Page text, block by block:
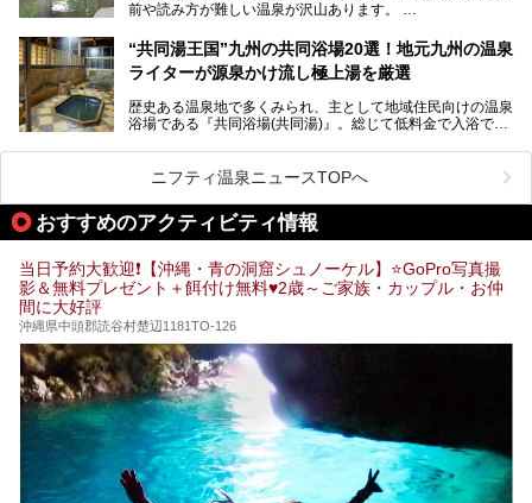
前や読み方が難しい温泉が沢山あります。
そこで日本各地にある「難読温泉地」を、地域ごとにクイズ
形式でご紹介。第５回目(最終回)である今回は、九州地方の
難読温泉地をピックアップしました。
いくつ読めるか、ぜひチャレンジしてみて下さいね！
“共同湯王国”九州の共同浴場20選！地元九州の温泉
ライターが源泉かけ流し極上湯を厳選
歴史ある温泉地で多くみられ、主として地域住民向けの温泉
浴場である『共同浴場(共同湯)』。総じて低料金で入浴で
特徴です。
共同浴場は全国各地の温泉地にありますが、特に九州地方は
共同湯文化が古くから発展し、質・量ともに大変充実。九州
は“共同湯王国”といっても決して過言では無いでしょう。
今回は地元在住の九州の温泉ライターである筆者が過去入浴
した中から、源泉かけ流しと泉質の良さにこだわって九州の
めぐりの参考にされてみて下さい！
ニフティ温泉ニュースTOPへ
おすすめのアクティビティ情報
当日予約大歓迎❗【沖縄・青の洞窟シュノーケル】⭐GoPro写真撮
影＆無料プレゼント＋餌付け無料♥️2歳～ご家族・カップル・お仲
間に大好評
沖縄県中頭郡読谷村楚辺1181TO-126